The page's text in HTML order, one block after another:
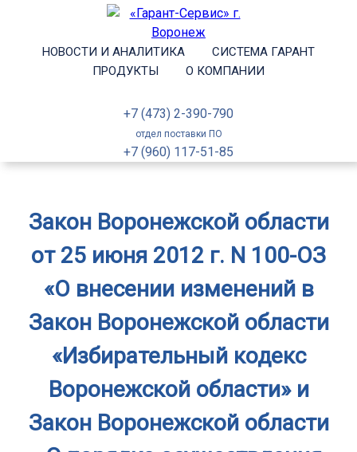
НОВОСТИ И АНАЛИТИКА
СИСТЕМА ГАРАНТ
ПРОДУКТЫ
О КОМПАНИИ
+7 (473) 2-390-790
отдел поставки ПО
+7 (960) 117-51-85
Закон Воронежской области
от 25 июня 2012 г. N 100-ОЗ
«О внесении изменений в
Закон Воронежской области
«Избирательный кодекс
Воронежской области» и
Закон Воронежской области